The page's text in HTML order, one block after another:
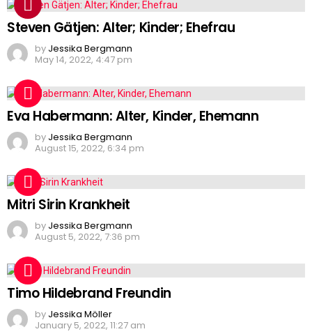
Steven Gätjen: Alter; Kinder; Ehefrau
by Jessika Bergmann
May 14, 2022, 4:47 pm
Eva Habermann: Alter, Kinder, Ehemann
by Jessika Bergmann
August 15, 2022, 6:34 pm
Mitri Sirin Krankheit
by Jessika Bergmann
August 5, 2022, 7:36 pm
Timo Hildebrand Freundin
by Jessika Möller
January 5, 2022, 11:27 am